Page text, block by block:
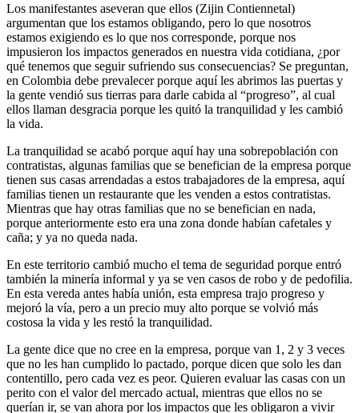
Los manifestantes aseveran que ellos (Zijin Contiennetal)
argumentan que los estamos obligando, pero lo que nosotros
estamos exigiendo es lo que nos corresponde, porque nos
impusieron los impactos generados en nuestra vida cotidiana, ¿por
qué tenemos que seguir sufriendo sus consecuencias? Se preguntan,
en Colombia debe prevalecer porque aquí les abrimos las puertas y
la gente vendió sus tierras para darle cabida al “progreso”, al cual
ellos llaman desgracia porque les quitó la tranquilidad y les cambió
la vida.
La tranquilidad se acabó porque aquí hay una sobrepoblación con
contratistas, algunas familias que se benefician de la empresa porque
tienen sus casas arrendadas a estos trabajadores de la empresa, aquí
familias tienen un restaurante que les venden a estos contratistas.
Mientras que hay otras familias que no se benefician en nada,
porque anteriormente esto era una zona donde habían cafetales y
caña; y ya no queda nada.
En este territorio cambió mucho el tema de seguridad porque entró
también la minería informal y ya se ven casos de robo y de pedofilia.
En esta vereda antes había unión, esta empresa trajo progreso y
mejoró la vía, pero a un precio muy alto porque se volvió más
costosa la vida y les restó la tranquilidad.
La gente dice que no cree en la empresa, porque van 1, 2 y 3 veces
que no les han cumplido lo pactado, porque dicen que solo les dan
contentillo, pero cada vez es peor. Quieren evaluar las casas con un
perito con el valor del mercado actual, mientras que ellos no se
querían ir, se van ahora por los impactos que les obligaron a vivir